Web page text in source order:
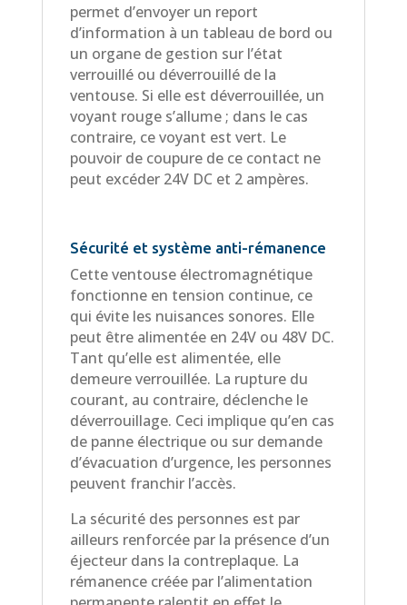
permet d’envoyer un report
d’information à un tableau de bord ou
un organe de gestion sur l’état
verrouillé ou déverrouillé de la
ventouse. Si elle est déverrouillée, un
voyant rouge s’allume ; dans le cas
contraire, ce voyant est vert. Le
pouvoir de coupure de ce contact ne
peut excéder 24V DC et 2 ampères.
Sécurité et système anti-rémanence
Cette ventouse électromagnétique
fonctionne en tension continue, ce
qui évite les nuisances sonores. Elle
peut être alimentée en 24V ou 48V DC.
Tant qu’elle est alimentée, elle
demeure verrouillée. La rupture du
courant, au contraire, déclenche le
déverrouillage. Ceci implique qu’en cas
de panne électrique ou sur demande
d’évacuation d’urgence, les personnes
peuvent franchir l’accès.
La sécurité des personnes est par
ailleurs renforcée par la présence d’un
éjecteur dans la contreplaque. La
rémanence créée par l’alimentation